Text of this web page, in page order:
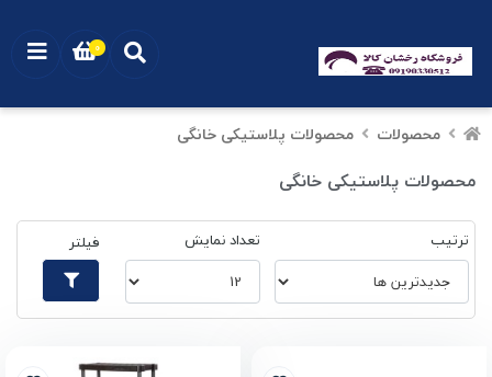
محصولات محصولات پلاستیکی خانگی
محصولات پلاستیکی خانگی
ترتیب تعداد نمایش فیلتر
0